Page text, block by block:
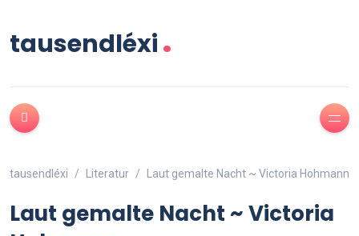
tausendléxi.
tausendléxi Literatur Laut gemalte Nacht ~ Victoria Hohmann
Laut gemalte Nacht ~ Victoria